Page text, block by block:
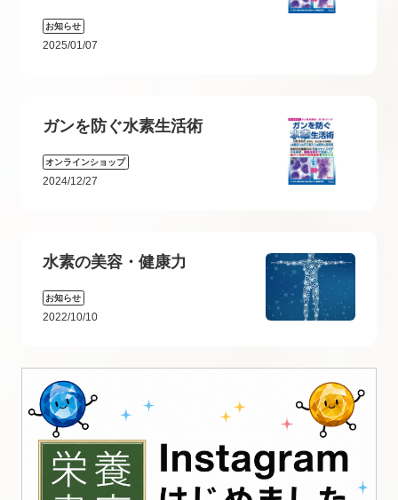
お知らせ
2025/01/07
ガンを防ぐ水素生活術
オンラインショップ
2024/12/27
水素の美容・健康力
お知らせ
2022/10/10